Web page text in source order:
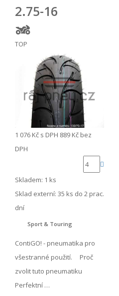
2.75-16
TOP
1 076 Kč s DPH 889 Kč bez
DPH
Skladem: 1 ks
Sklad externí: 35 ks do 2 prac.
dní
Sport & Touring
ContiGO! - pneumatika pro
všestranné použití. Proč
zvolit tuto pneumatiku
Perfektní …